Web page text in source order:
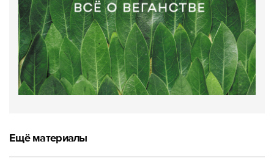
Ещё материалы